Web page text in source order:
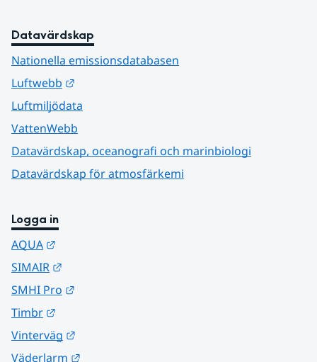
Datavärdskap
Nationella emissionsdatabasen
Luftwebb
Luftmiljödata
VattenWebb
Datavärdskap, oceanografi och marinbiologi
Datavärdskap för atmosfärkemi
Logga in
AQUA
SIMAIR
SMHI Pro
Timbr
Vinterväg
Väderlarm